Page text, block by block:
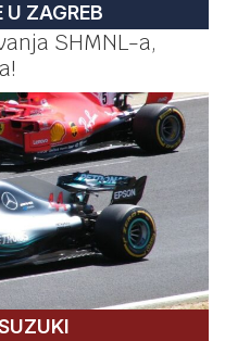
U ZAGREB
SHMNL-a,